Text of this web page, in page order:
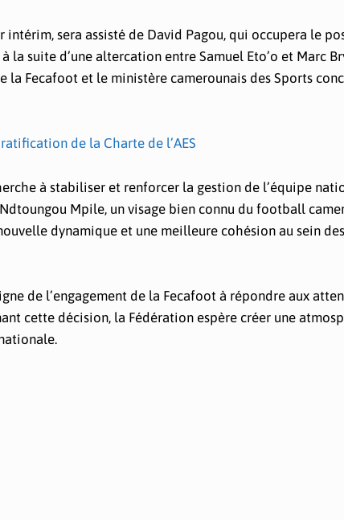
sera assisté de David Pagou, qui occupera le
suite d’une altercation entre Samuel Eto’o et Marc
la Fecafoot et le ministère camerounais des Sports
de la Charte de l’AES
à stabiliser et renforcer la gestion de l’équipe
Mpile, un visage bien connu du football
dynamique et une meilleure cohésion au sein
de l’engagement de la Fecafoot à répondre aux
cette décision, la Fédération espère créer une